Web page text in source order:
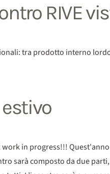
RIVE
tra prodotto interno
work in progress!!!
sarà composto da due